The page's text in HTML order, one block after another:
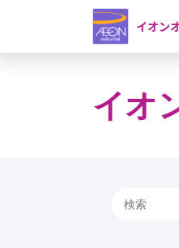
イオン
イオ